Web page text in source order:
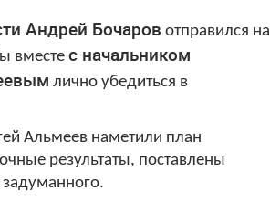
Андрей Бочаров отправился на
вместе с начальником
лично убедиться в
Альмеев наметили план
результаты, поставлены